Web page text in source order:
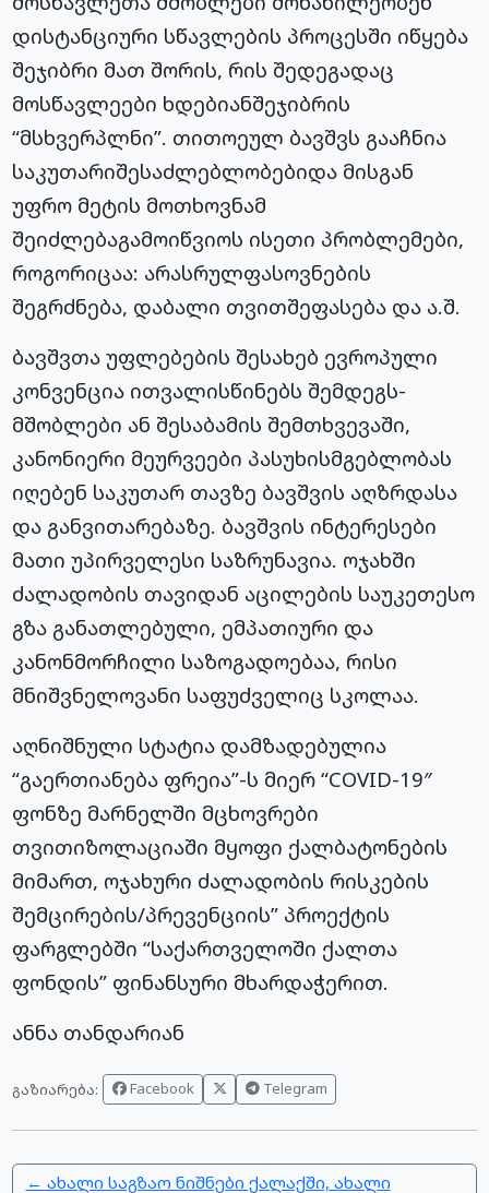
დისტანციური სწავლების პროცესში იწყება
შეჯიბრი მათ შორის, რის შედეგადაც
მოსწავლეები ხდებიანშეჯიბრის
“მსხვერპლნი”. თითოეულ ბავშვს გააჩნია
საკუთარიშესაძლებლობებიდა მისგან
უფრო მეტის მოთხოვნამ
შეიძლებაგამოიწვიოს ისეთი პრობლემები,
როგორიცაა: არასრულფასოვნების
შეგრძნება, დაბალი თვითშეფასება და ა.შ.
ბავშვთა უფლებების შესახებ ევროპული
კონვენცია ითვალისწინებს შემდეგს-
მშობლები ან შესაბამის შემთხვევაში,
კანონიერი მეურვეები პასუხისმგებლობას
იღებენ საკუთარ თავზე ბავშვის აღზრდასა
და განვითარებაზე. ბავშვის ინტერესები
მათი უპირველესი საზრუნავია. ოჯახში
ძალადობის თავიდან აცილების საუკეთესო
გზა განათლებული, ემპათიური და
კანონმორჩილი საზოგადოებაა, რისი
მნიშვნელოვანი საფუძველიც სკოლაა.
აღნიშნული სტატია დამზადებულია
“გაერთიანება ფრეია”-ს მიერ “COVID-19″
ფონზე მარნელში მცხოვრები
თვითიზოლაციაში მყოფი ქალბატონების
მიმართ, ოჯახური ძალადობის რისკების
შემცირების/პრევენციის” პროექტის
ფარგლებში “საქართველოში ქალთა
ფონდის” ფინანსური მხარდაჭერით.
ანნა თანდარიან
გაზიარება: Facebook Telegram
← ახალი საგზაო ნიშნები ქალაქში, ახალი